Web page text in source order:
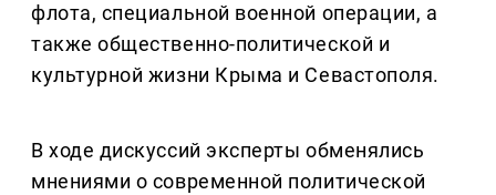
флота, специальной военной операции, а
также общественно-политической и
культурной жизни Крыма и Севастополя.
В ходе дискуссий эксперты обменялись
мнениями о современной политической